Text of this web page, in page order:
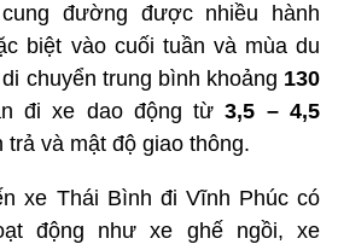
đường được nhiều hành
biệt vào cuối tuần và mùa du
chuyển trung bình khoảng 130
đi xe dao động từ3,5 – 4,5
trả và mật độ giao thông.
xe Thái Bình đi Vĩnh Phúc có
động như xe ghế ngồi, xe